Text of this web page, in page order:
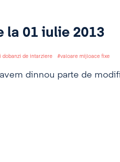
la 01 iulie 2013
dobanzi de intarziere valoare mijloace fixe
dinnou parte de